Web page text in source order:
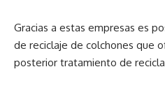
Gracias a estas empresas es
de reciclaje de colchones que
posterior tratamiento de